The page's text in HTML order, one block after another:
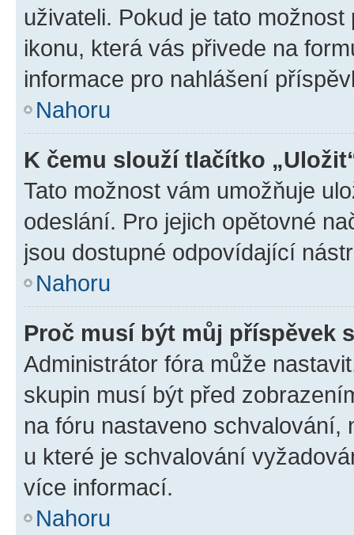
uživateli. Pokud je tato
ikonu, která vás přivede na
informace pro nahlášení
Nahoru
K čemu slouží tlačítko
Tato možnost vám umožňuje
odeslání. Pro jejich opětovné
jsou dostupné odpovídající
Nahoru
Proč musí být můj příspěvek
Administrátor fóra může
skupin musí být před
na fóru nastaveno schvalování,
u které je schvalování
více informací.
Nahoru